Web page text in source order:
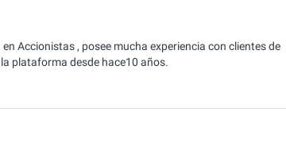
Accionistas , posee mucha experiencia con clientes de
plataforma desde hace10 años.